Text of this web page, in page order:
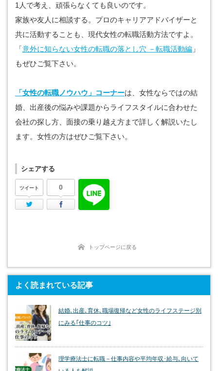
1人で考え、頑張らなくても良いのです。
家族や友人に相談する。プロのキャリアアドバイザーと
共に活動することも、現代女性の転職活動方法ですよ。
「意外に知らない女性の転職の落とし穴 －転職活動編 」
もぜひご覧下さい。
「女性の転職ノウハウ」コーナーは、女性ならではの結
婚、出産後の悩みや課題からライフスタイルに合わせた
会社の探し方、面接の乗り越え方まで詳しく解説いたし
ます。女性の方はぜひご覧下さい。
シェアする
ツイート
Twitter
0
Facebook
トップページに戻る
よく読まれている記事
結婚､出産､育休､職場復帰など女性のライフステージ別
にみる｢仕事のコツ｣
理学療法士に転職－仕事内容や平均年収･給与､向いて